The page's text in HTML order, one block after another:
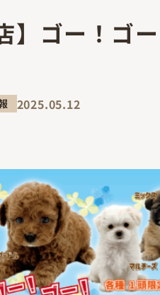
】ゴー！ゴ
2025.05.12